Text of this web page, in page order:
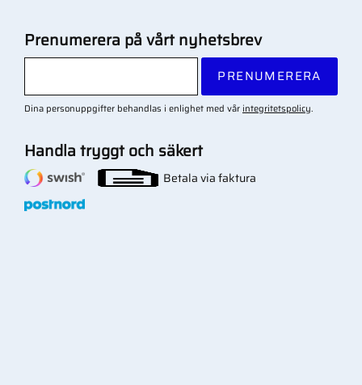
Prenumerera på vårt nyhetsbrev
PRENUMERERA
Dina personuppgifter behandlas i enlighet med vår integritetspolicy.
Handla tryggt och säkert
Betala via faktura